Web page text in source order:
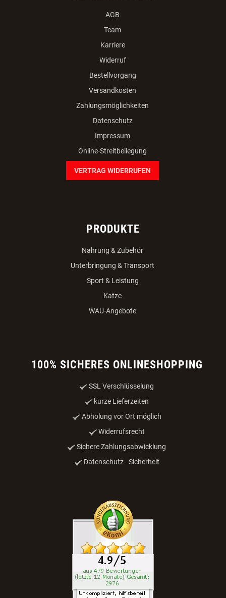
AGB
Team
Karriere
Widerruf
Bestellvorgang
Versandkosten
Zahlungsmöglichkeiten
Datenschutz
Impressum
Online-Streitbeilegung
VERTRAG WIDERRUFEN
PRODUKTE
Nahrung & Zubehör
Unterbringung & Transport
Sport & Leistung
Katze
WAU-Angebote
100% SICHERES ONLINESHOPPING
SSL Verschlüsselung
kurze Lieferzeiten
Abholung vor Ort möglich
Widerrufsrecht
Sichere Zahlungsabwicklung
Datenschutz - Sicherheit